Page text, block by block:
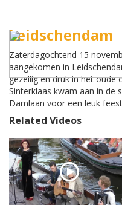
Leidschendam
Zaterdagochtend 15
aangekomen in
gezellig en druk in het oude
Sinterklaas kwam aan in de
Damlaan voor een leuk
Related Videos